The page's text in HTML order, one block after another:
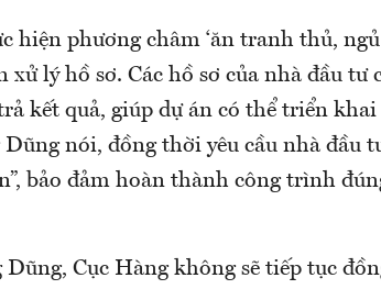
hiện phương châm ‘ăn tranh thủ,
xử lý hồ sơ. Các hồ sơ của nhà đầu tư
kết quả, giúp dự án có thể triển khai
Dũng nói, đồng thời yêu cầu nhà đầu
bảo đảm hoàn thành công trình
Dũng, Cục Hàng không sẽ tiếp tục